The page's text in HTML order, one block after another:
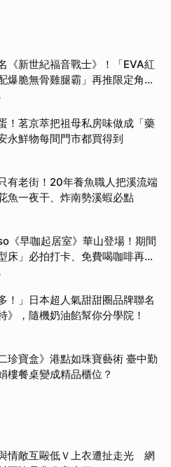
《新世紀福音戰士》！「EVA紅
爆脆無骨雞腿霸」再推限定角色
搶收
！茗京萃把祖母私房味做成「藥
鮮物每間門市都買得到
有老街！20年養魚職人把溪流端
一夜干、炸南勢溪蝦必點
《早咖起居室》華山登場！期間
床」必拍打卡、免費喝咖啡再拿
！」日本超人氣甜甜圈品牌聯名
》，隨機奶油餡幫你分學院！
珍寶盒》港點如珠寶藝術 臺中勤
樓餐桌變成精品櫃位？
情敵互毆低Ｖ上衣遭扯走光 網